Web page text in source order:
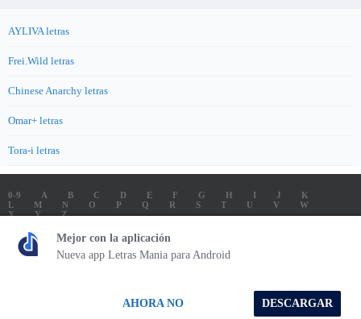
AYLIVA letras
Frei.Wild letras
Chinese Anarchy letras
Omar+ letras
Tora-i letras
0-9 A B C D E F G H I J
K
L
M N O P Q R S T V
W
X
Y
Z
LETRAS
SOUNDTRACK LETRAS
TOP 100 LETRAS
ENVIA LETRAS
Letrasmania.com - Copyright © 2026 - All Rights Reserved
Mejor con la aplicación
Nueva app Letras Mania para Android
DESCARGAR
AHORA NO